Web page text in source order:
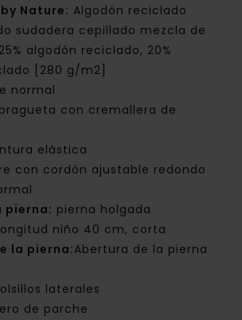
Nature: Algodón reciclado
sudadera cepillado mezcla de
algodón reciclado, 20%
[280 g/m2]
normal
bragueta con cremallera de
elástica
con cordón ajustable redondo
pierna: pierna holgada
niño 40 cm, corta
la pierna:Abertura de la pierna
laterales
de parche